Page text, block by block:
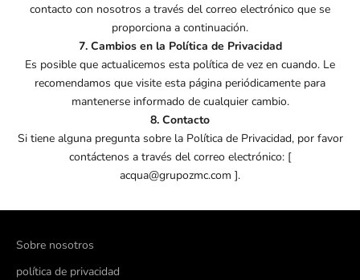
contacto con nosotros a través del correo electrónico que se
proporciona a continuación.
7. Cambios en la Política de Privacidad
Es posible que actualicemos esta política de vez en cuando. Le
recomendamos que visite esta página periódicamente para
mantenerse informado de cualquier cambio.
8. Contacto
Si tiene alguna pregunta sobre la Política de Privacidad, por favor
contáctenos a través del correo electrónico: [
acqua@grupozmc.com ].
Sobre nosotros
política de privacidad